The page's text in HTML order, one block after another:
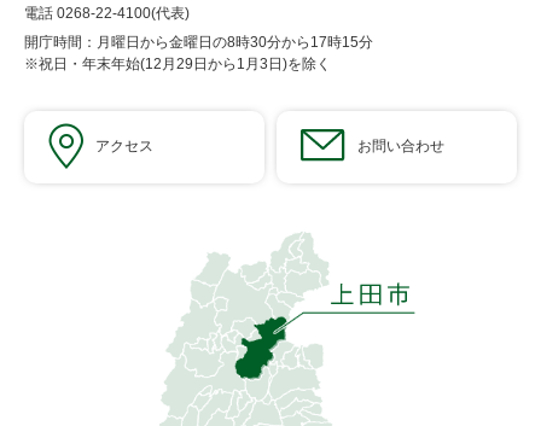
電話 0268-22-4100(代表)
開庁時間：月曜日から金曜日の8時30分から17時15分
※祝日・年末年始(12月29日から1月3日)を除く
アクセス お問い合わせ